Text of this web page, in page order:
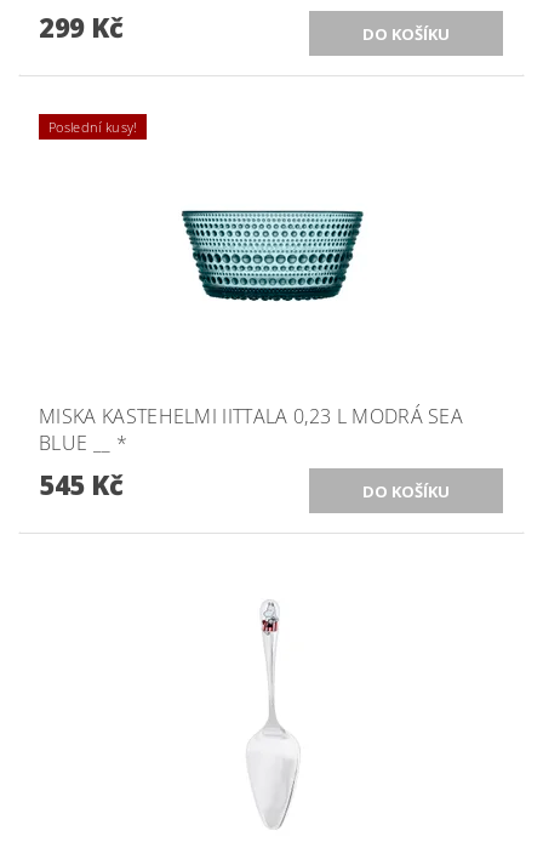
299 Kč
Poslední kusy!
MISKA KASTEHELMI IITTALA 0,23 L MODRÁ SEA
BLUE __ *
545 Kč